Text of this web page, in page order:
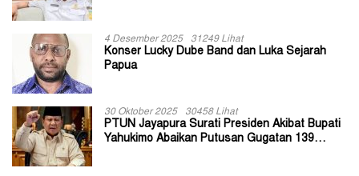
4 Desember 2025 31249 Lihat
Konser Lucky Dube Band dan Luka Sejarah
Papua
30 Oktober 2025 30458 Lihat
PTUN Jayapura Surati Presiden Akibat Bupati
Yahukimo Abaikan Putusan Gugatan 139